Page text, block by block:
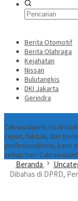
Berita Otomotif
Berita Olahraga
Kejahatan
Nissan
Bulutangkis
DKI Jakarta
Gerindra
Cakrawalainfo.co.id
cepat, faktual, dan
profesionalisme, kami
setiap hari.
Beranda
Dibahas di DPRD,